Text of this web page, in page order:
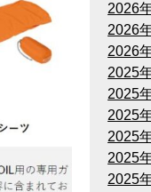
2026
2026
2026
2025
2025
2025
2025
2025
2025